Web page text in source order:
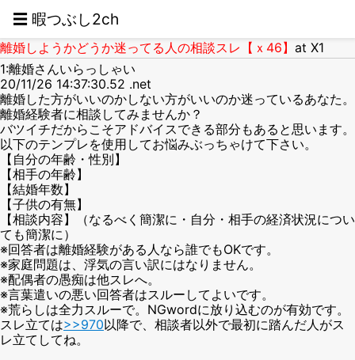
☰ 暇つぶし2ch
離婚しようかどうか迷ってる人の相談スレ【ｘ46】 at X1
1:離婚さんいらっしゃい
20/11/26 14:37:30.52 .net
離婚した方がいいのかしない方がいいのか迷っているあなた。
離婚経験者に相談してみませんか？
バツイチだからこそアドバイスできる部分もあると思います。
以下のテンプレを使用してお悩みぶっちゃけて下さい。
【自分の年齢・性別】
【相手の年齢】
【結婚年数】
【子供の有無】
【相談内容】（なるべく簡潔に・自分・相手の経済状況につい
ても簡潔に）
※回答者は離婚経験がある人なら誰でもOKです。
※家庭問題は、浮気の言い訳にはなりません。
※配偶者の愚痴は他スレへ。
※言葉遣いの悪い回答者はスルーしてよいです。
※荒らしは全力スルーで。NGwordに放り込むのが有効です。
スレ立ては>>970以降で、相談者以外で最初に踏んだ人がス
レ立てしてね。